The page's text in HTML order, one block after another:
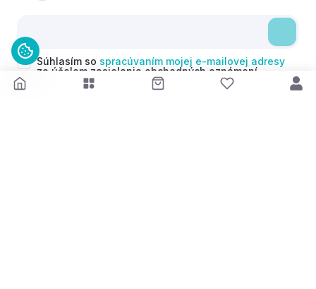
Súhlasím so spracúvaním mojej e-mailovej adresy
za účelom zasielania obchodných oznámení
(newsletterov) v súlade s čl. 6 ods. 1 písm. a)
Nariadenia GDPR. Svoj súhlas môžem kedykoľvek